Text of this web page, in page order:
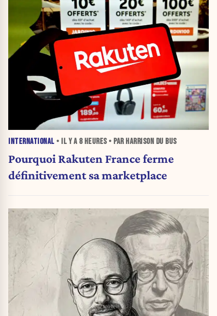
INTERNATIONAL • IL Y A 8 HEURES• PAR HARRISON DU BUS
Pourquoi Rakuten France ferme
définitivement sa marketplace